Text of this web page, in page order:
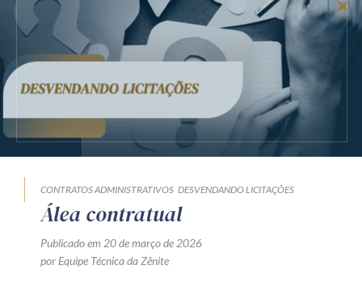
Receba por RSS
Av. Sete de Setembro, 4698
80240-000
Telefone (41) 2109-8666
CONTRATOS ADMINISTRATIVOS DESVENDANDO LICITAÇÕES
Álea contratual
Publicado em 20 de março de 2026
por Equipe Técnica da Zênite